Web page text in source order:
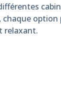
chaque
relaxant.